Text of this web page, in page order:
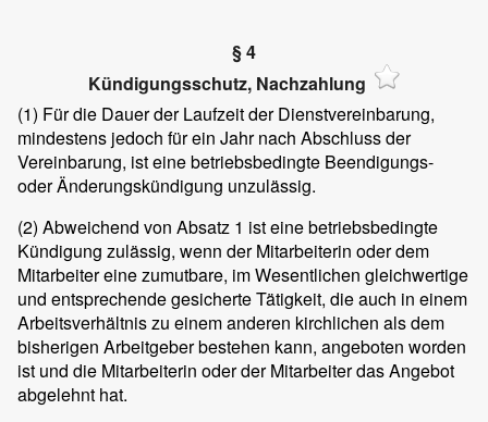
§ 4
Kündigungsschutz, Nachzahlung
(1) Für die Dauer der Laufzeit der Dienstvereinbarung,
mindestens jedoch für ein Jahr nach Abschluss der
Vereinbarung, ist eine betriebsbedingte Beendigungs-
oder Änderungskündigung unzulässig.
(2) Abweichend von Absatz 1 ist eine betriebsbedingte
Kündigung zulässig, wenn der Mitarbeiterin oder dem
Mitarbeiter eine zumutbare, im Wesentlichen gleichwertige
und entsprechende gesicherte Tätigkeit, die auch in einem
Arbeitsverhältnis zu einem anderen kirchlichen als dem
bisherigen Arbeitgeber bestehen kann, angeboten worden
ist und die Mitarbeiterin oder der Mitarbeiter das Angebot
abgelehnt hat.